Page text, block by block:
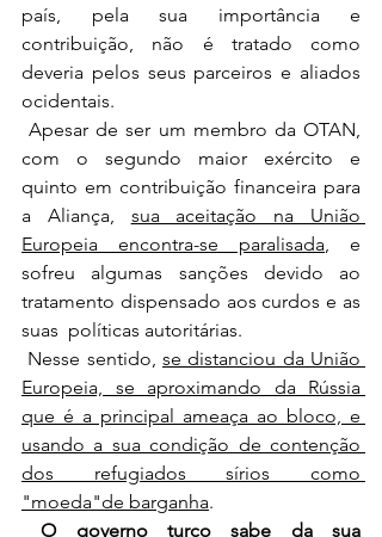
país, pela sua importância e
contribuição, não é tratado como
deveria pelos seus parceiros e aliados
ocidentais.
Apesar de ser um membro da OTAN,
com o segundo maior exército e
quinto em contribuição financeira para
a Aliança, sua aceitação na União
Europeia encontra-se paralisada, e
sofreu algumas sanções devido ao
tratamento dispensado aos curdos e as
suas  políticas autoritárias.
Nesse sentido, se distanciou da União
Europeia, se aproximando da Rússia
que é a principal ameaça ao bloco, e
usando a sua condição de contenção
dos refugiados sírios como
"moeda"de barganha.
O governo turco sabe da sua